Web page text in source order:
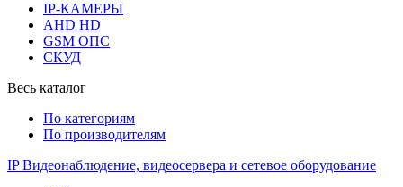
IP-КАМЕРЫ
AHD HD
GSM ОПС
СКУД
Весь каталог
По категориям
По производителям
IP Видеонаблюдение, видеосервера и сетевое оборудование